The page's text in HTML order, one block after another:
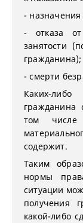
-
- отказа от
занятости
гражданина);
- смерти
Каких-
гражданина
том числе
содержит.
Таким
нормы
ситуации
получения
какой-либо